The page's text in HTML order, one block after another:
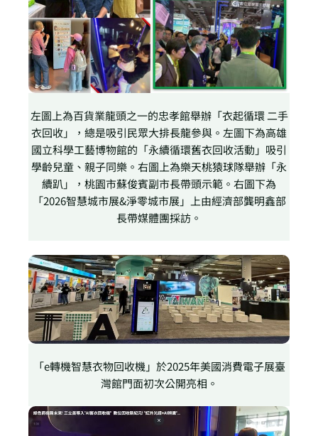
左圖上為百貨業龍頭之一的忠孝館舉辦「衣起循環 二手
衣回收」，總是吸引民眾大排長龍參與。左圖下為高雄
國立科學工藝博物館的「永續循環舊衣回收活動」吸引
學齡兒童、親子同樂。右圖上為樂天桃猿球隊舉辦「永
續趴」，桃園市蘇俊賓副市長帶頭示範。右圖下為
「2026智慧城市展&淨零城市展」上由經濟部龔明鑫部
長帶媒體團採訪。
「e轉機智慧衣物回收機」於2025年美國消費電子展臺
灣館門面初次公開亮相。